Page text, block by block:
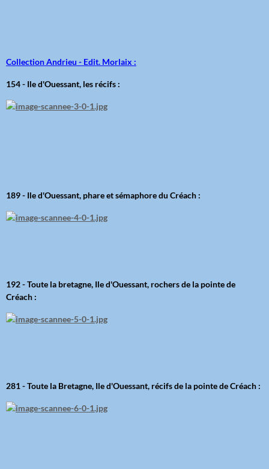
Collection Andrieu - Edit. Morlaix :
154 - Ile d'Ouessant, les récifs :
189 - Ile d'Ouessant, phare et sémaphore du Créach :
192 - Toute la bretagne, Ile d'Ouessant, rochers de la pointe de
Créach :
281 - Toute la Bretagne, Ile d'Ouessant, récifs de la pointe de Créach :